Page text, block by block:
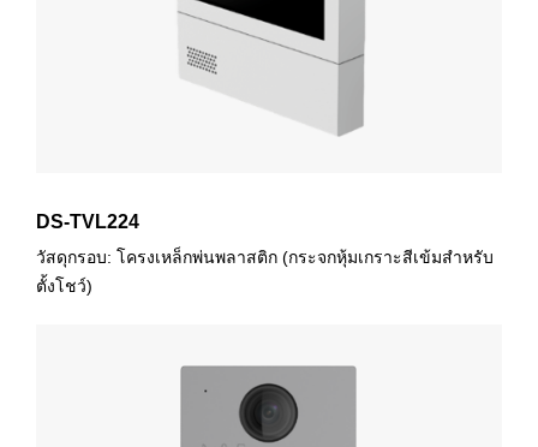
DS-TVL224
วัสดุกรอบ: โครงเหล็กพ่นพลาสติก (กระจกหุ้มเกราะสีเข้มสำหรับ
ตั้งโชว์)